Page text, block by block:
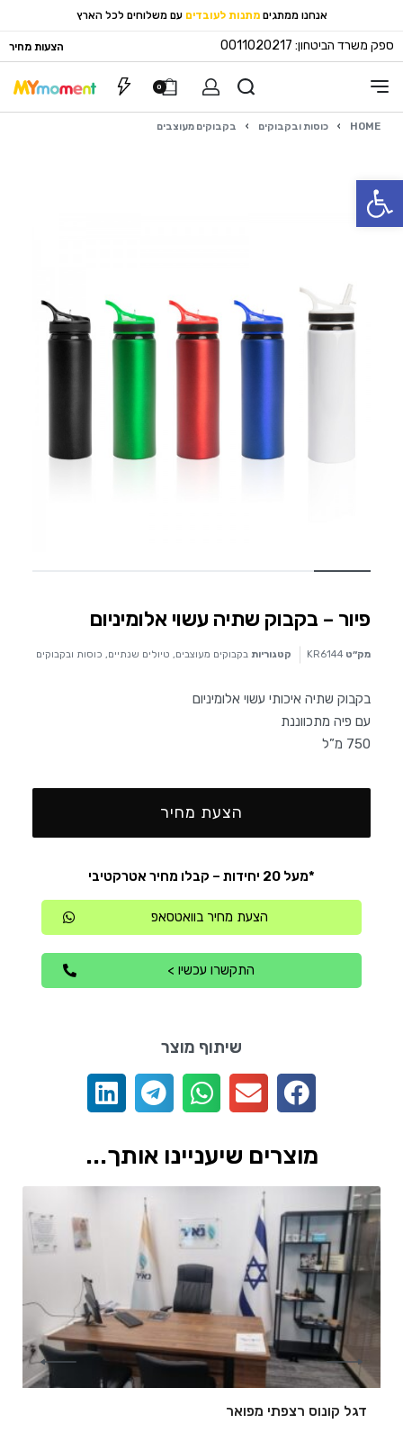
פתח סרגל נגישות
אנחנו ממתגים מתנות לעובדים עם משלוחים לכל הארץ
ספק משרד הביטחון: 0011020217 הצעות מחיר
0
HOME
› כוסות ובקבוקים › בקבוקים מעוצבים
פיור – בקבוק שתיה עשוי אלומיניום
מק״ט KR6144 קטגוריות בקבוקים מעוצבים, טיולים שנתיים, כוסות ובקבוקים
בקבוק שתיה איכותי עשוי אלומיניום
עם פיה מתכווננת
750 מ”ל
הצעת מחיר
*מעל 20 יחידות – קבלו מחיר אטרקטיבי
הצעת מחיר בוואטסאפ
התקשרו עכשיו >
שיתוף מוצר
מוצרים שיעניינו אותך...
דגל קונוס רצפתי מפואר